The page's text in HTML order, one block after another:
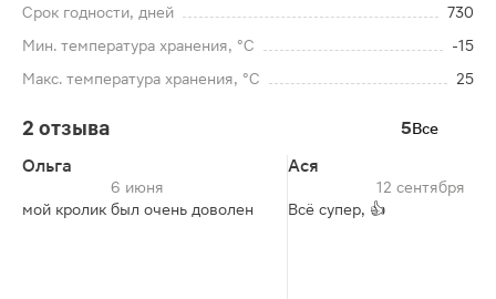
Срок годности, дней
730
Мин. температура хранения, °C
-15
Макс. температура хранения, °C
25
2 отзыва 5Все
Ольга
6 июня
мой кролик был очень доволен
Ася
12 сентября
Всё супер, 👍